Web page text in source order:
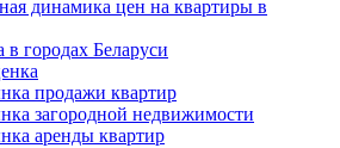
динамика цен на квартиры в
в городах Беларуси
продажи квартир
загородной недвижимости
аренды квартир